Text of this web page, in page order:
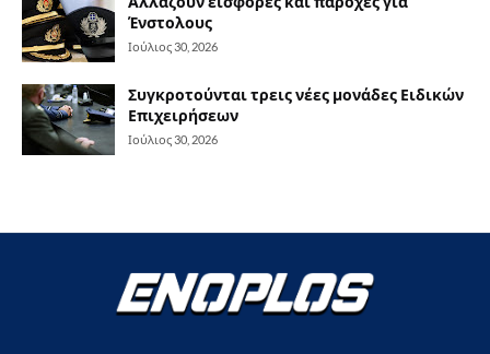
Ένστολους
Ιούλιος 30, 2026
Συγκροτούνται τρεις νέες μονάδες Ειδικών
Επιχειρήσεων
Ιούλιος 30, 2026